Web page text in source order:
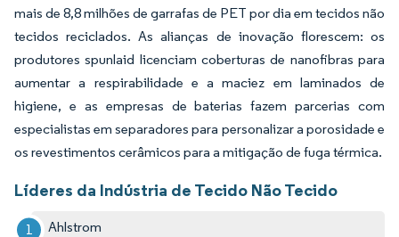
mais de 8,8 milhões de garrafas de PET por dia em tecidos não
tecidos reciclados. As alianças de inovação florescem: os
produtores spunlaid licenciam coberturas de nanofibras para
aumentar a respirabilidade e a maciez em laminados de
higiene, e as empresas de baterias fazem parcerias com
especialistas em separadores para personalizar a porosidade e
os revestimentos cerâmicos para a mitigação de fuga térmica.
Líderes da Indústria de Tecido Não Tecido
Ahlstrom